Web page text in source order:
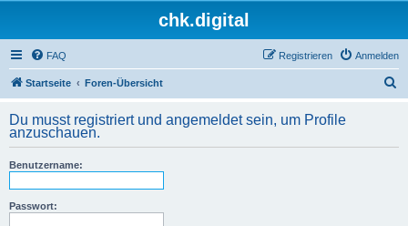
chk.digital
FAQ Anmelden
Registrieren
Startseite Foren-Übersicht
h
Du musst registriert und angemeldet sein, um Profile
anzuschauen.
Benutzername:
Passwort: